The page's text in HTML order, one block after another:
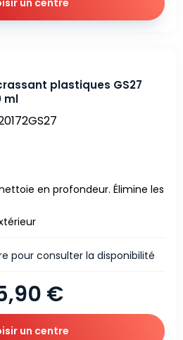
plastiques GS27
ml
en profondeur. Élimine les
€
pour consulter la disponibilité
un centre